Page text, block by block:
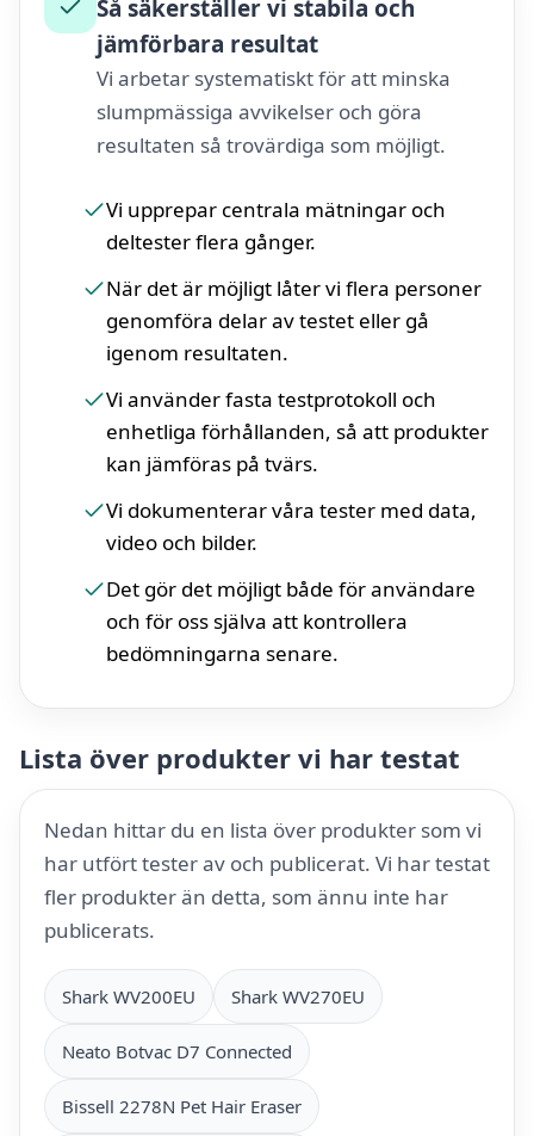
Så säkerställer vi stabila och
jämförbara resultat
Vi arbetar systematiskt för att minska
slumpmässiga avvikelser och göra
resultaten så trovärdiga som möjligt.
Vi upprepar centrala mätningar och
deltester flera gånger.
När det är möjligt låter vi flera personer
genomföra delar av testet eller gå
igenom resultaten.
Vi använder fasta testprotokoll och
enhetliga förhållanden, så att produkter
kan jämföras på tvärs.
Vi dokumenterar våra tester med data,
video och bilder.
Det gör det möjligt både för användare
och för oss själva att kontrollera
bedömningarna senare.
Lista över produkter vi har testat
Nedan hittar du en lista över produkter som vi
har utfört tester av och publicerat. Vi har testat
fler produkter än detta, som ännu inte har
publicerats.
Shark WV200EU Shark WV270EU
Neato Botvac D7 Connected
Bissell 2278N Pet Hair Eraser